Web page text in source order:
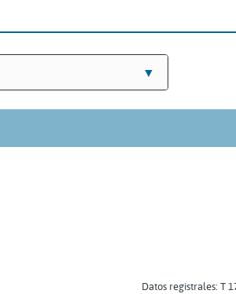
Datos registrales: T